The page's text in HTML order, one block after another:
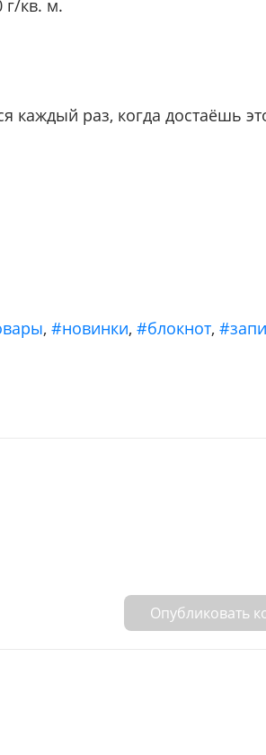
г/кв. м.
раз, когда достаёшь
,#новинки,#блокнот,
Опубликовать